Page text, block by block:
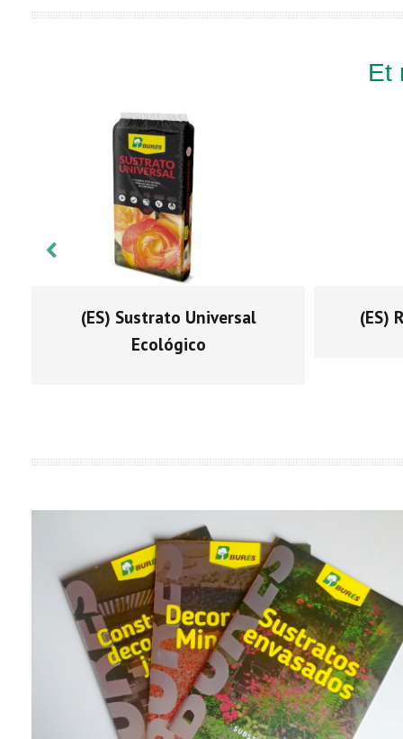
Et
(ES) Sustrato Universal
Ecológico
(ES)